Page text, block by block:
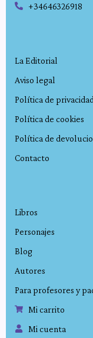
+34646326918
La Editorial
Aviso legal
Política de privacidad
Política de cookies
Política de
Contacto
Libros
Personajes
Blog
Autores
Para profesores y
Mi carrito
Mi cuenta